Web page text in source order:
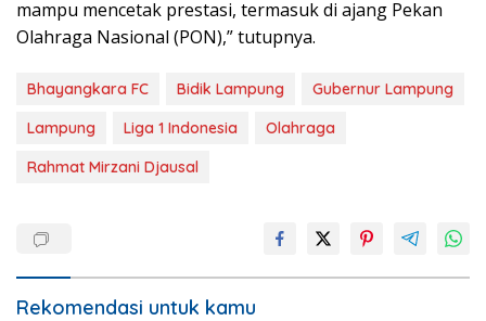
mampu mencetak prestasi, termasuk di ajang Pekan
Olahraga Nasional (PON),” tutupnya.
Bhayangkara FC Bidik Lampung
Gubernur Lampung
Lampung
Liga 1 Indonesia
Olahraga
Rahmat Mirzani Djausal
Rekomendasi untuk kamu